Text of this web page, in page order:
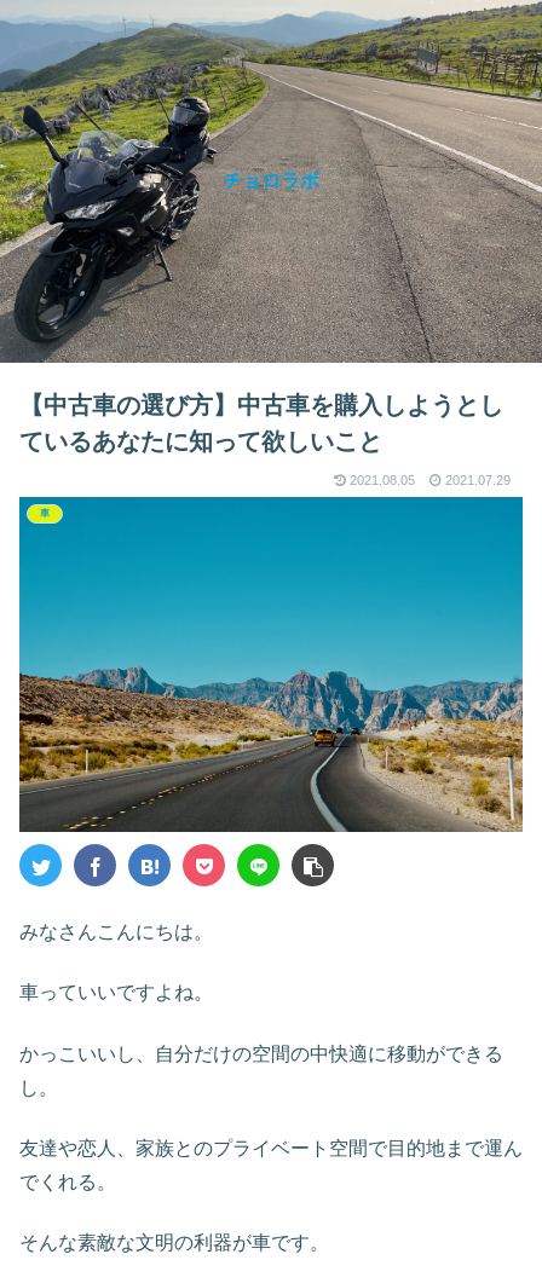
チョロラボ
【中古車の選び方】中古車を購入しようとし
ているあなたに知って欲しいこと
2021.08.05 2021.07.29
車
みなさんこんにちは。
車っていいですよね。
かっこいいし、自分だけの空間の中快適に移動ができる
し。
友達や恋人、家族とのプライベート空間で目的地まで運ん
でくれる。
そんな素敵な文明の利器が車です。